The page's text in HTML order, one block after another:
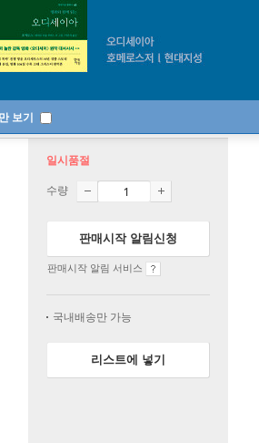
보기
Daisy) [투명 바이올
일시품절
수량
판매시작 알림신청
판매시작 알림 서비스
국내배송만 가능
리스트에 넣기